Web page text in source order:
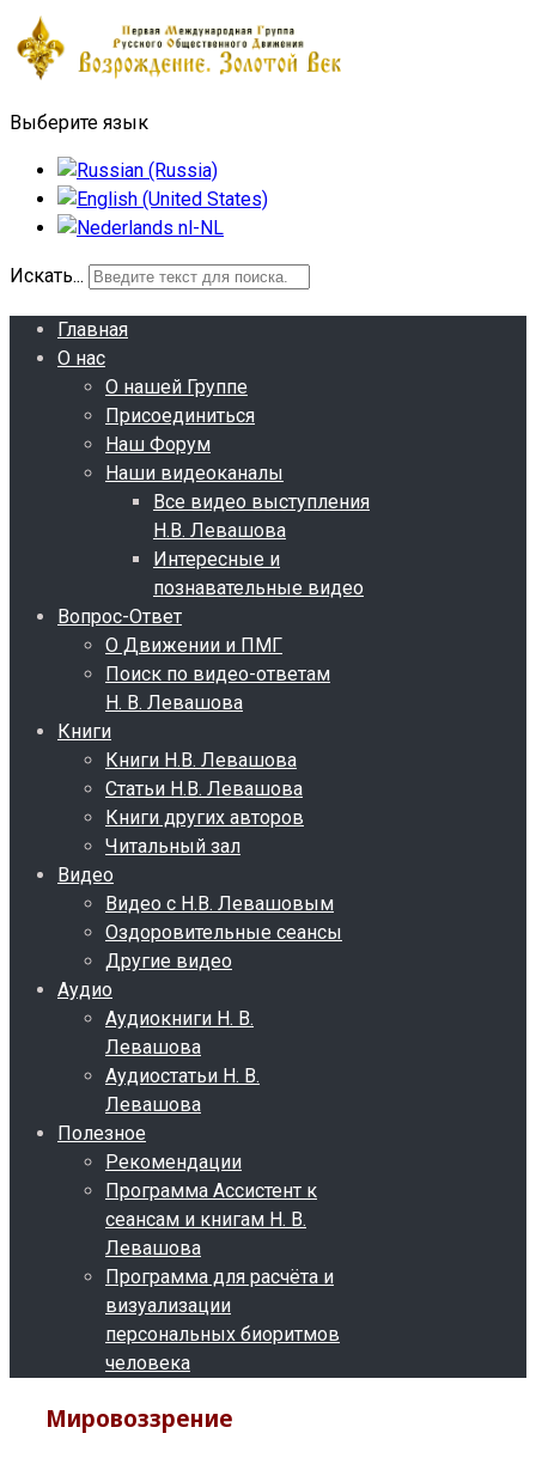
Выберите язык
Искать...
Главная
О нас
О нашей Группе
Присоединиться
Наш Форум
Наши видеоканалы
Все видео выступления
Н.В. Левашова
Интересные и
познавательные видео
Вопрос-Ответ
О Движении и ПМГ
Поиск по видео-ответам
Н. В. Левашова
Книги
Книги Н.В. Левашова
Статьи Н.В. Левашова
Книги других авторов
Читальный зал
Видео
Видео с Н.В. Левашовым
Оздоровительные сеансы
Другие видео
Аудио
Аудиокниги Н. В.
Левашова
Аудиостатьи Н. В.
Левашова
Полезное
Рекомендации
Программа Ассистент к
сеансам и книгам Н. В.
Левашова
Программа для расчёта и
визуализации
персональных биоритмов
человека
Мировоззрение